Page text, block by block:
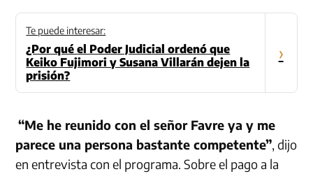
Te puede interesar:
¿Por qué el Poder Judicial ordenó que
Keiko Fujimori y Susana Villarán dejen la
prisión?
›
“Me he reunido con el señor Favre ya y me
parece una persona bastante competente”, dijo
en entrevista con el programa. Sobre el pago a la